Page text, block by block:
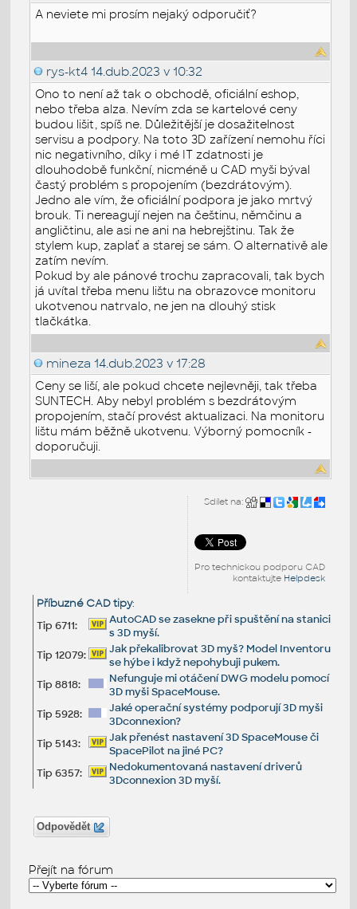
A neviete mi prosím nejaký odporučiť?
rys-kt4 14.dub.2023 v 10:32
Ono to není až tak o obchodě, oficiální eshop,
nebo třeba alza. Nevím zda se kartelové ceny
budou lišit, spíš ne. Důležitější je dosažitelnost
servisu a podpory. Na toto 3D zařízení nemohu říci
nic negativního, díky i mé IT zdatnosti je
dlouhodobě funkční, nicméně u CAD myši býval
častý problém s propojením (bezdrátovým).
Jedno ale vím, že oficiální podpora je jako mrtvý
brouk. Ti nereagují nejen na češtinu, němčinu a
angličtinu, ale asi ne ani na hebrejštinu. Tak že
stylem kup, zaplať a starej se sám. O alternativě ale
zatím nevím.
Pokud by ale pánové trochu zapracovali, tak bych
já uvítal třeba menu lištu na obrazovce monitoru
ukotvenou natrvalo, ne jen na dlouhý stisk
tlačkátka.
mineza 14.dub.2023 v 17:28
Ceny se liší, ale pokud chcete nejlevněji, tak třeba
SUNTECH. Aby nebyl problém s bezdrátovým
propojením, stačí provést aktualizaci. Na monitoru
lištu mám běžně ukotvenu. Výborný pomocník -
doporučuji.
Sdílet na:
Pro technickou podporu CAD
kontaktujte Helpdesk
Příbuzné CAD tipy:
Tip 6711:
AutoCAD se zasekne při spuštění na stanici
s 3D myší.
Tip 12079:
Jak překalibrovat 3D myš? Model Inventoru
se hýbe i když nepohybuji pukem.
Tip 8818:
Nefunguje mi otáčení DWG modelu pomocí
3D myši SpaceMouse.
Tip 5928:
Jaké operační systémy podporují 3D myši
3Dconnexion?
Tip 5143:
Jak přenést nastavení 3D SpaceMouse či
SpacePilot na jiné PC?
Tip 6357:
Nedokumentovaná nastavení driverů
3Dconnexion 3D myší.
Odpovědět
Přejít na fórum